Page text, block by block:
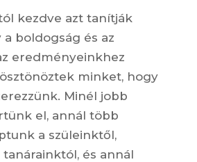
kezdve azt tanítják
boldogság és az
eredményeinkhez
minket, hogy
Minél jobb
el, annál több
a szüleinktől,
és annál